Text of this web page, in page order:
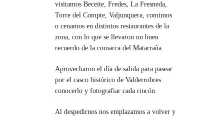
visitamos Beceite, Fredes, La Fresneda,
Torre del Compte, Valjunquera, comimos
o cenamos en distintos restaurantes de la
zona, con lo que se llevaron un buen
recuerdo de la comarca del Matarraña.
Aprovecharon el día de salida para pasear
por el casco histórico de Valderrobres
conocerlo y fotografiar cada rincón.
Al despedirnos nos emplazamos a volver y